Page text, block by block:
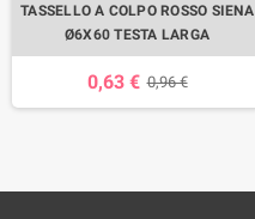
TASSELLO A COLPO ROSSO SIENA
Ø6X60 TESTA LARGA
0,63 € 0,96 €